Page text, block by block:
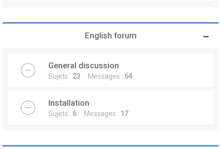
English forum
General discussion
Sujets : 23 Messages : 64
Installation
Sujets : 6 Messages : 17